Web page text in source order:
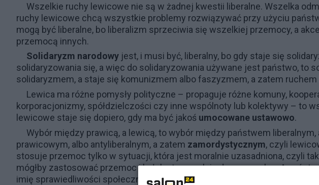
Wszelkie ruchy lewicowe nie są w żadnej kwestii liberalne. Wszelka
ruchy lewicowe chcą wszystkie problemy rozwiązywać przy użyciu
mogą być liberalne, bo liberalizm sprzeciwia się wszelkiej przemocy, a
przemocą innych.
Solidaryzm narodowy jest, i musi być, liberalny, bo gdy staje się
solidaryzowania się, a więc do solidaryzowania używane jest państwo, to
solidaryzmem, a staje się komunizmem albo faszyzmem, a zatem
Lewica ma różne pomysły polityczne – propaguje różne komuny,
korporacjonizmy, spółdzielczości czy inne wspólnoty lub kolektywy – to
lewicowe staje się dopiero, gdy ma być jakoś umocowane ustawowo.
Wybór między prawicą, a lewicą, to wybór między państwem liberalnym,
prawicowym, albo antyliberalnym, a zatem zamordystycznym, czyli
stosuje przemoc tylko w sytuacji, która jest moralnie uzasadniona, czyli
mógłby zastosować przemoc i byłoby to moralnie dopuszczalne. A
imię sprawiedliwości społecznej, czyli nowej moralności - i to jest właśnie